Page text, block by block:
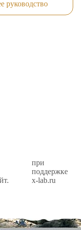
руководство
при
поддержке
x-lab.ru